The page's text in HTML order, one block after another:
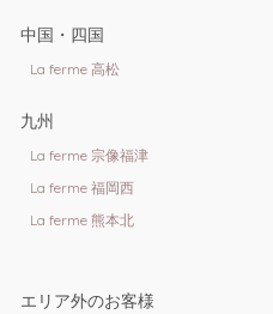
中国・四国
La ferme 高松
九州
La ferme 宗像福津
La ferme 福岡西
La ferme 熊本北
エリア外のお客様